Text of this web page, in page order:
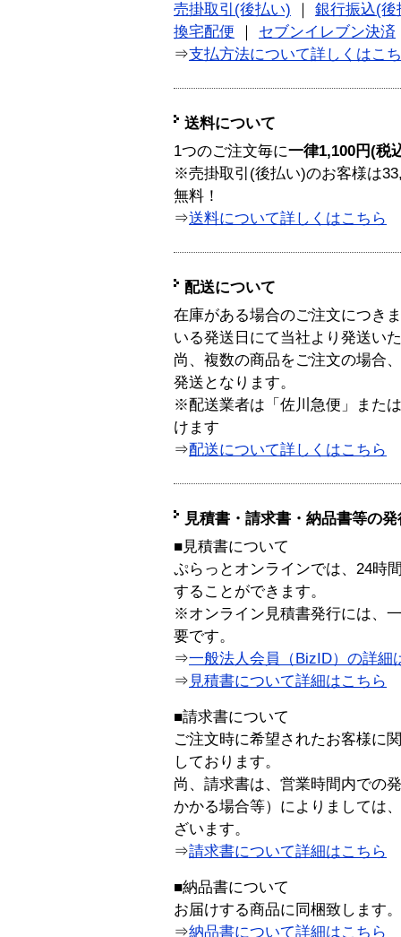
売掛取引(後払い)
銀行振込(後
換宅配便
セブンイレブン決済
⇒支払方法について詳しくはこ
送料について
1つのご注文毎に一律1,100円(税
※売掛取引(後払い)のお客様は
無料！
⇒送料について詳しくはこちら
配送について
在庫がある場合のご注文につき
いる発送日にて当社より発送い
尚、複数の商品をご注文の場合
発送となります。
※配送業者は「佐川急便」また
けます
⇒配送について詳しくはこちら
見積書・請求書・納品書等の
■見積書について
ぷらっとオンラインでは、24時
することができます。
※オンライン見積書発行には、
要です。
⇒一般法人会員（BizID）の詳細
⇒ 見積書について詳細はこちら
■請求書について
ご注文時に希望されたお客様に
しております。
尚、請求書は、営業時間内での
かかる場合等）によりましては
ざいます。
⇒請求書について詳細はこちら
■納品書について
お届けする商品に同梱致します。
⇒納品書について詳細はこちら